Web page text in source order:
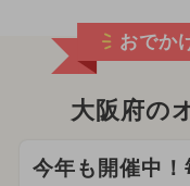
おでか
大阪府の
今年も開催中